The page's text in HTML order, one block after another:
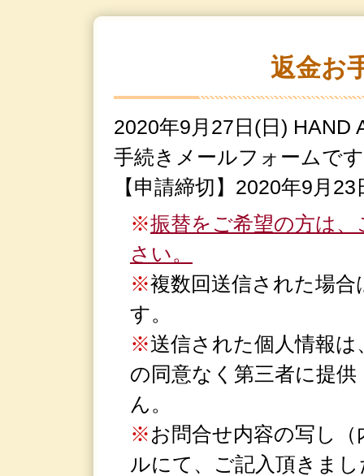
返金お
2020年9月27日(日) HAND
手続きメールフォームで
【申請締切】2020年9月
振替をご希望の方は
さい。
複数回送信された場
す。
送信された個人情報
の同意なく第三者に提
ん。
お問合せ内容の写し
ルにて、ご記入頂きま